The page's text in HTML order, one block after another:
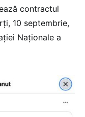
contractul
10 septembrie,
Naționale a